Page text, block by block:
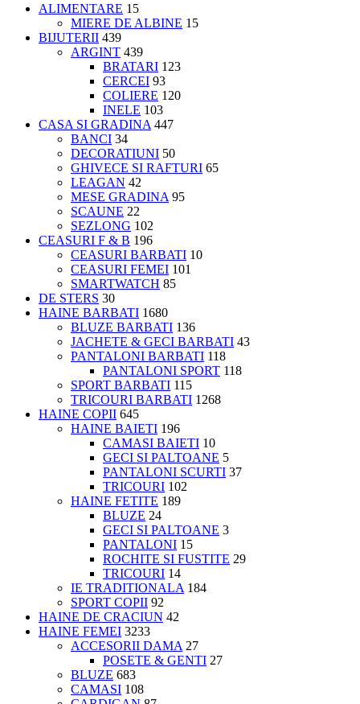
ALIMENTARE 15
MIERE DE ALBINE 15
BIJUTERII 439
ARGINT 439
BRATARI 123
CERCEI 93
COLIERE 120
INELE 103
CASA SI GRADINA 447
BANCI 34
DECORATIUNI 50
GHIVECE SI RAFTURI 65
LEAGAN 42
MESE GRADINA 95
SCAUNE 22
SEZLONG 102
CEASURI F & B 196
CEASURI BARBATI 10
CEASURI FEMEI 101
SMARTWATCH 85
DE STERS 30
HAINE BARBATI 1680
BLUZE BARBATI 136
JACHETE & GECI BARBATI 43
PANTALONI BARBATI 118
PANTALONI SPORT 118
SPORT BARBATI 115
TRICOURI BARBATI 1268
HAINE COPII 645
HAINE BAIETI 196
CAMASI BAIETI 10
GECI SI PALTOANE 5
PANTALONI SCURTI 37
TRICOURI 102
HAINE FETITE 189
BLUZE 24
GECI SI PALTOANE 3
PANTALONI 15
ROCHITE SI FUSTITE 29
TRICOURI 14
IE TRADITIONALA 184
SPORT COPII 92
HAINE DE CRACIUN 42
HAINE FEMEI 3233
ACCESORII DAMA 27
POSETE & GENTI 27
BLUZE 683
CAMASI 108